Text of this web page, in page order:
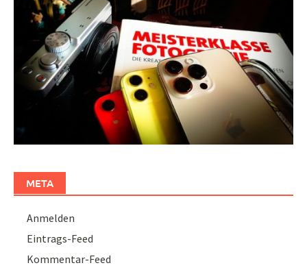
META
Anmelden
Eintrags-Feed
Kommentar-Feed